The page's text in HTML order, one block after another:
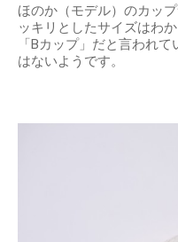
ほのか（モデル）のカッ
ッキリとしたサイズはわ
「Bカップ」だと言われ
はないようです。